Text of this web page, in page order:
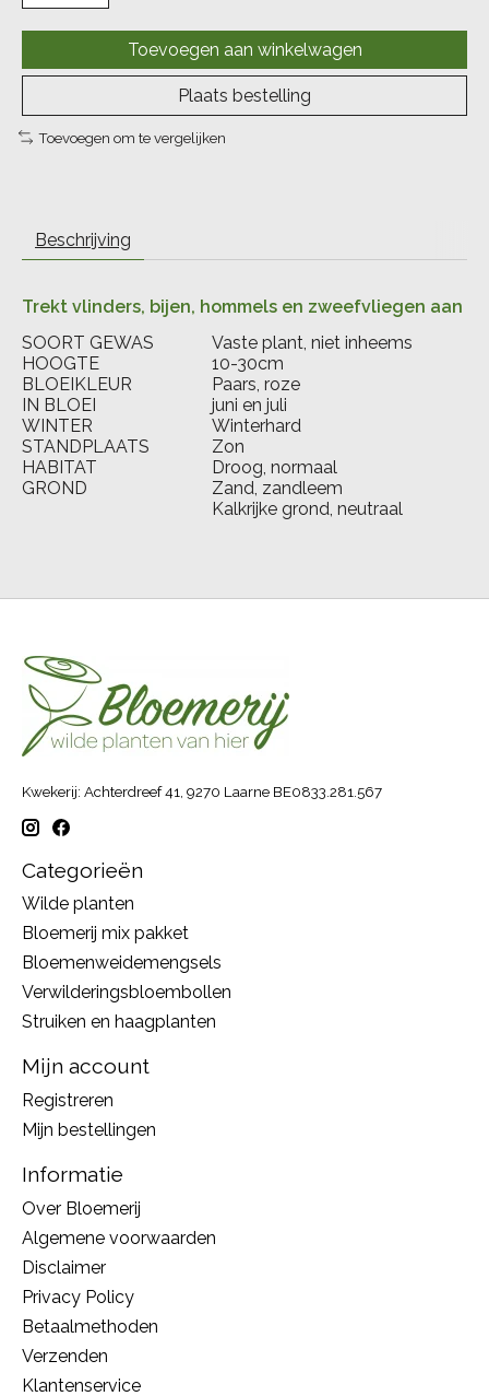
Toevoegen aan winkelwagen
Plaats bestelling
Toevoegen om te vergelijken
Beschrijving
Trekt vlinders, bijen, hommels en zweefvliegen aan
SOORT GEWAS
Vaste plant, niet inheems
HOOGTE
10-30cm
BLOEIKLEUR
Paars, roze
IN BLOEI
juni en juli
WINTER
Winterhard
STANDPLAATS
Zon
HABITAT
Droog, normaal
GROND
Zand, zandleem
Kalkrijke grond, neutraal
Kwekerij: Achterdreef 41, 9270 Laarne BE0833.281.567
Categorieën
Wilde planten
Bloemerij mix pakket
Bloemenweidemengsels
Verwilderingsbloembollen
Struiken en haagplanten
Mijn account
Registreren
Mijn bestellingen
Informatie
Over Bloemerij
Algemene voorwaarden
Disclaimer
Privacy Policy
Betaalmethoden
Verzenden
Klantenservice